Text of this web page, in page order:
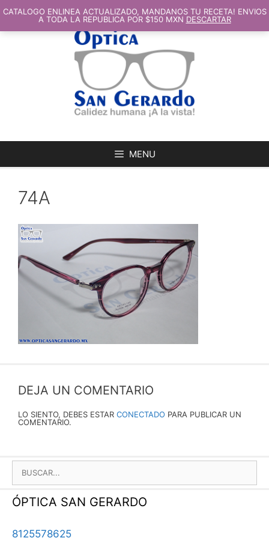
AL
CONTENIDO
MENU
74A
DEJA UN COMENTARIO
LO SIENTO, DEBES ESTAR CONECTADO PARA PUBLICAR UN
COMENTARIO.
BUSCAR:
ÓPTICA SAN GERARDO
8125578625
CATALOGO ENLINEA ACTUALIZADO, MANDANOS TU RECETA! ENVIOS
A TODA LA REPUBLICA POR $150 MXN DESCARTAR